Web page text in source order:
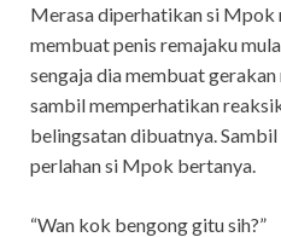
Merasa diperhatikan si Mpok
membuat penis remajaku
sengaja dia membuat
sambil memperhatikan
belingsatan dibuatnya.
perlahan si Mpok bertanya.
“Wan kok bengong gitu sih?”